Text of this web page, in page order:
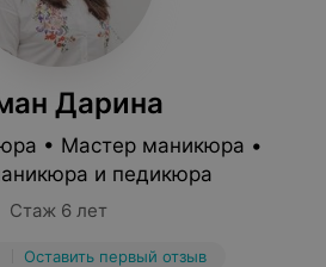
Дарина
• Мастер маникюра •
и педикюра
Стаж 6 лет
Оставить первый отзыв